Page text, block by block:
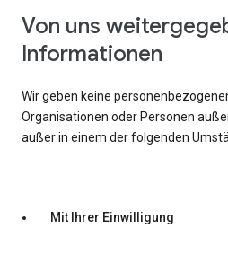
Von uns
Informationen
Wir geben keine
Organisationen oder Personen
außer in einem der folgenden
Mit Ihrer Einwilligung